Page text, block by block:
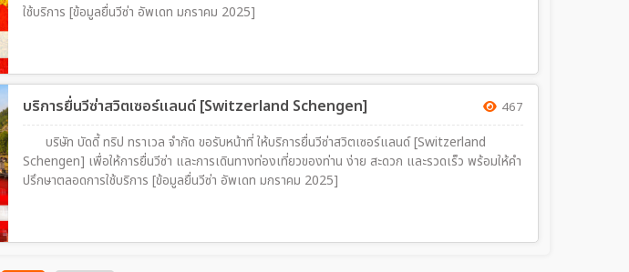
ใช้บริการ [ข้อมูลยื่นวีซ่า อัพเดท มกราคม 2025]
บริการยื่นวีซ่าสวิตเซอร์แลนด์ [Switzerland Schengen] 467
บริษัท บัดดี้ ทริป ทราเวล จำกัด ขอรับหน้าที่ ให้บริการยื่นวีซ่าสวิตเซอร์แลนด์ [Switzerland
Schengen] เพื่อให้การยื่นวีซ่า และการเดินทางท่องเที่ยวของท่าน ง่าย สะดวก และรวดเร็ว พร้อมให้คำ
ปรึกษาตลอดการใช้บริการ [ข้อมูลยื่นวีซ่า อัพเดท มกราคม 2025]